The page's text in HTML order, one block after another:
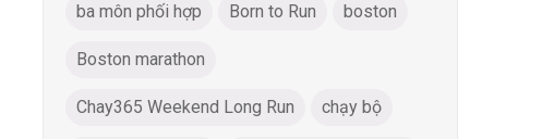
ba môn phối hợp Born to Run boston
Boston marathon
Chay365 Weekend Long Run chạy bộ